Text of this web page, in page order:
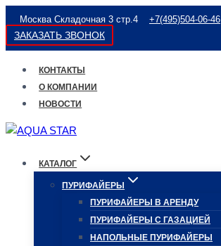
Перейти
к
содержимому
Москва Складочная 3 стр.4 +7(495)504-06-46
ЗАКАЗАТЬ ЗВОНОК
КОНТАКТЫ
О КОМПАНИИ
НОВОСТИ
КАТАЛОГ
ПУРИФАЙЕРЫ
ПУРИФАЙЕРЫ В АРЕНДУ
ПУРИФАЙЕРЫ С ГАЗАЦИЕЙ
НАПОЛЬНЫЕ ПУРИФАЙЕРЫ